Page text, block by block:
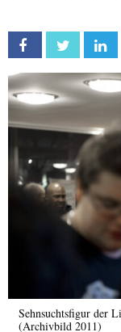
Facebook Twitter
Sehnsuchtsfigur der
(Archivbild 2011)